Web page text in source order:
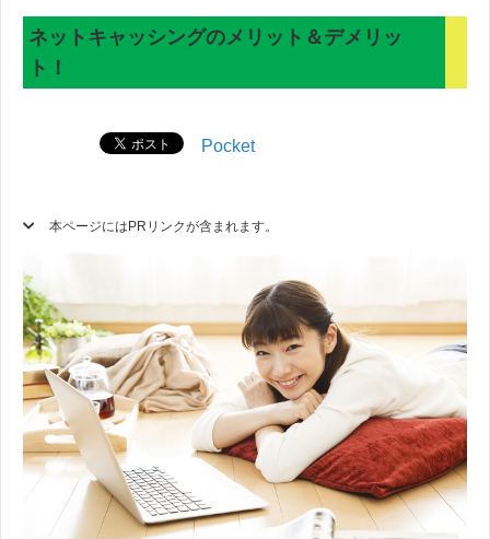
ネットキャッシングのメリット＆デメリッ
ト！
Pocket
本ページにはPRリンクが含まれます。